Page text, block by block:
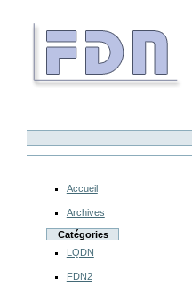
Accueil
Archives
Catégories
LQDN
FDN2